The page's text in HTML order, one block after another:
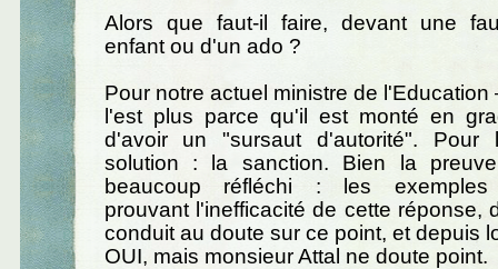
Alors que faut-il faire, devant une
enfant ou d'un ado ?
Pour notre actuel ministre de
l'est plus parce qu'il est monté en
d'avoir un "sursaut d'autorité". Pour
solution : la sanction. Bien la
beaucoup réfléchi : les exemples
prouvant l'inefficacité de cette réponse,
conduit au doute sur ce point, et depuis
OUI, mais monsieur Attal ne doute point.